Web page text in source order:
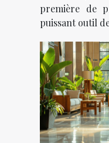
première de
puissant outil